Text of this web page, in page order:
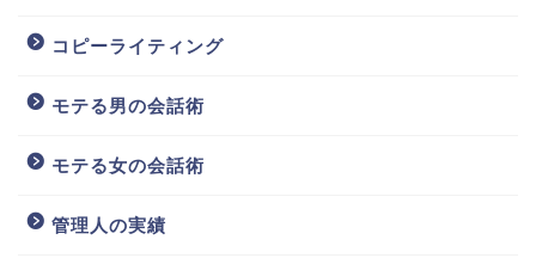
コピーライティング
モテる男の会話術
モテる女の会話術
管理人の実績